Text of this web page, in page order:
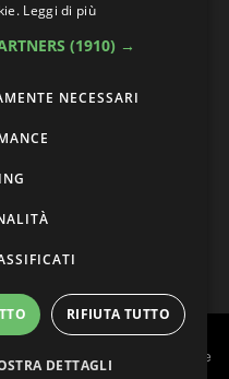
gatti: “virale”
di Instagram
candeline per la mostra
al mondo
n. 11984891009, Capitale sociale
Leggi di più
(1910) →
NECESSARI
RIFIUTA TUTTO
DETTAGLI